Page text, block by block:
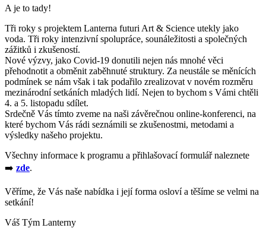
A je to tady!
Tři roky s projektem Lanterna futuri Art & Science utekly jako
voda. Tři roky intenzivní spolupráce, sounáležitosti a společných
zážitků i zkušeností.
Nové výzvy, jako Covid-19 donutili nejen nás mnohé věci
přehodnotit a obměnit zaběhnuté struktury. Za neustále se měnících
podmínek se nám však i tak podařilo zrealizovat v novém rozměru
mezinárodní setkáních mladých lidí. Nejen to bychom s Vámi chtěli
4. a 5. listopadu sdílet.
Srdečně Vás tímto zveme na naši závěrečnou online-konferenci, na
které bychom Vás rádi seznámili se zkušenostmi, metodami a
výsledky našeho projektu.
Všechny informace k programu a přihlašovací formulář naleznete
➡️ zde.
Věříme, že Vás naše nabídka i její forma osloví a těšíme se velmi na
setkání!
Váš Tým Lanterny